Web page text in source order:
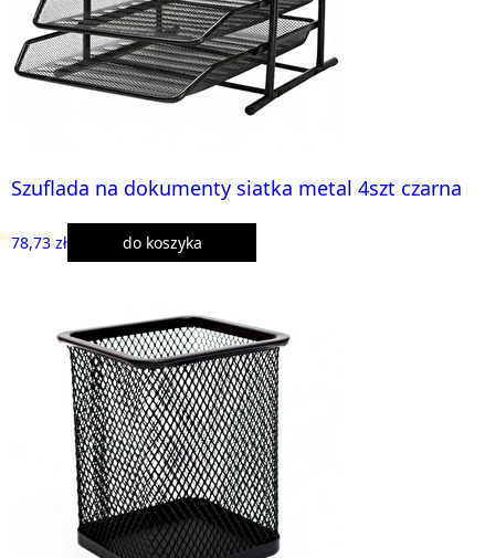
Szuflada na dokumenty siatka metal 4szt czarna
78,73 zł do koszyka